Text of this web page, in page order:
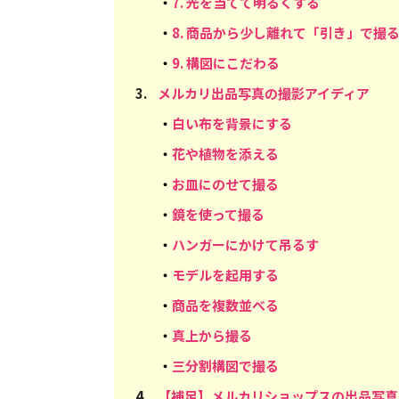
・ 8. 商品から少し離れて「引き」で撮る
・ 9. 構図にこだわる
3.
メルカリ出品写真の撮影アイディア
・ 白い布を背景にする
・ 花や植物を添える
・ お皿にのせて撮る
・ 鏡を使って撮る
・ ハンガーにかけて吊るす
・ モデルを起用する
・ 商品を複数並べる
・ 真上から撮る
・ 三分割構図で撮る